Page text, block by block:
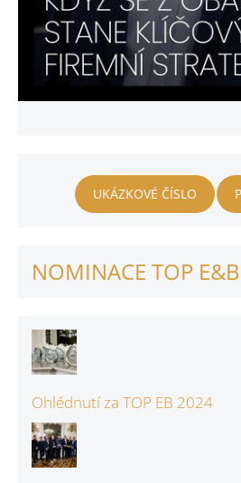
UKÁZKOVÉ ČÍSLO
NOMINACE TOP E&B
Ohlédnutí za TOP EB 2024